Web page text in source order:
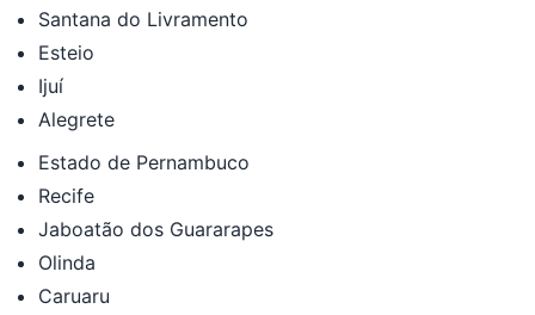
Santana do Livramento
Esteio
Ijuí
Alegrete
Estado de Pernambuco
Recife
Jaboatão dos Guararapes
Olinda
Caruaru